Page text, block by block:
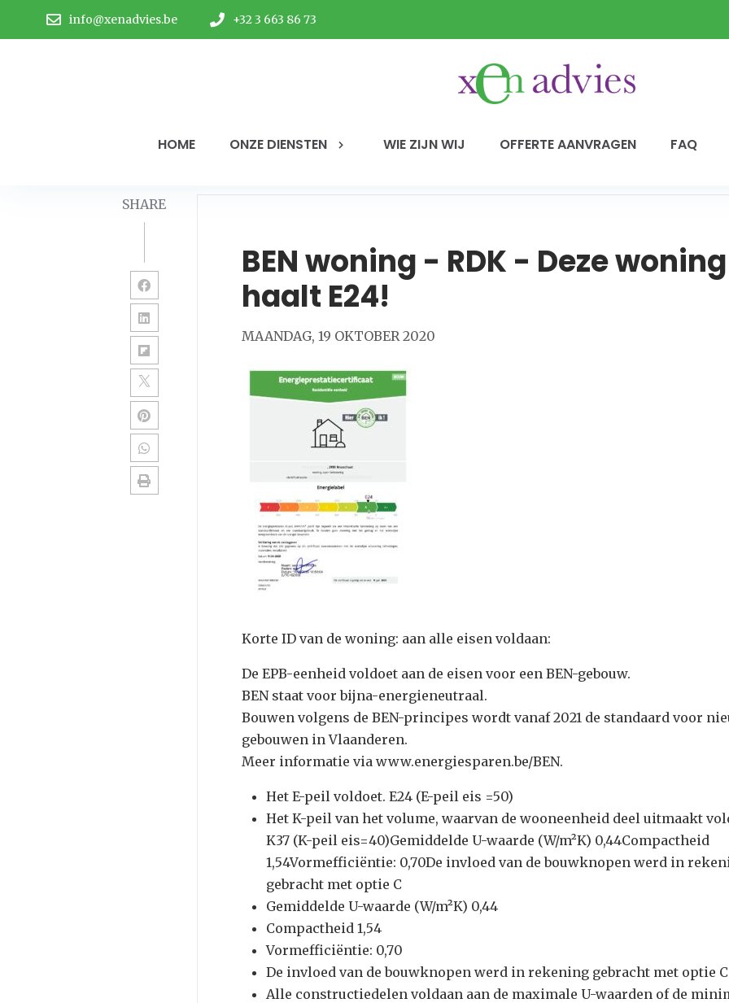
info@xenadvies.be +32 3 663 86 73
HOME ONZE DIENSTEN WIE ZIJN WIJ OFFERTE AANVRAGEN FAQ
SHARE
BEN woning - RDK - Deze woning
haalt E24!
MAANDAG, 19 OKTOBER 2020
Korte ID van de woning: aan alle eisen voldaan:
De EPB-eenheid voldoet aan de eisen voor een BEN-gebouw.
BEN staat voor bijna-energieneutraal.
Bouwen volgens de BEN-principes wordt vanaf 2021 de standaard voor
gebouwen in Vlaanderen.
Meer informatie via www.energiesparen.be/BEN.
Het E-peil voldoet. E24 (E-peil eis =50)
Het K-peil van het volume, waarvan de wooneenheid deel uitmaakt
K37 (K-peil eis=40)Gemiddelde U-waarde (W/m²K) 0,44Compactheid
1,54Vormefficiëntie: 0,70De invloed van de bouwknopen werd in
gebracht met optie C
Gemiddelde U-waarde (W/m²K) 0,44
Compactheid 1,54
Vormefficiëntie: 0,70
De invloed van de bouwknopen werd in rekening gebracht met optie C
Alle constructiedelen voldaan aan de maximale U-waarden of de